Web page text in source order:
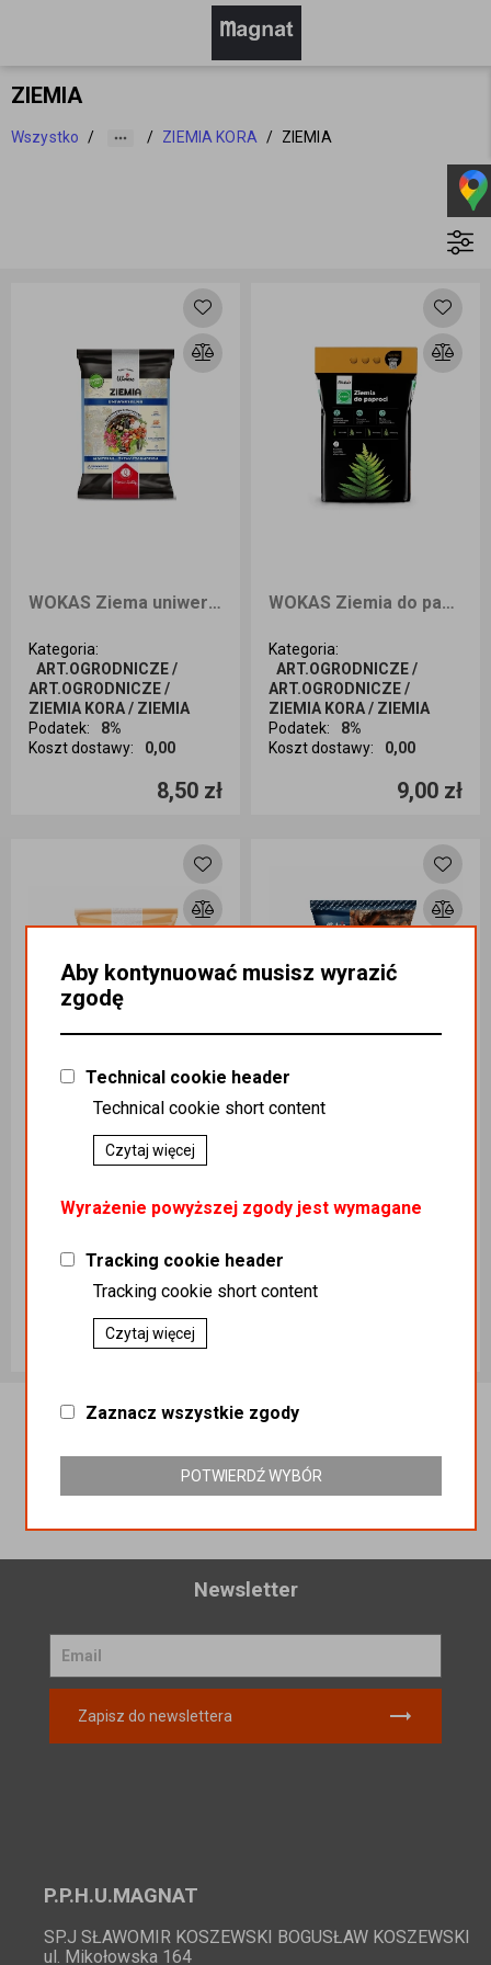
ZIEMIA
Wszystko / / ZIEMIA KORA / ZIEMIA
WOKAS Ziema uniwersalna MASTERRA - ŻYZNY CZARNOZIEM 5L
Kategoria:
ART.OGRODNICZE /
ART.OGRODNICZE /
ZIEMIA KORA / ZIEMIA
Podatek:
8%
Koszt dostawy: 0,00
8,50 zł
Ilość sztuk
WOKAS Ziemia do paproci SMART 5L
Kategoria:
ART.OGRODNICZE /
ART.OGRODNICZE /
ZIEMIA KORA / ZIEMIA
Podatek:
8%
Koszt dostawy: 0,00
9,00 zł
Ilość sztuk
Kategoria:
ZIEMIA KORA / ZIEMIA
8%
0,00
9,00 zł
Kategoria:
ZIEMIA KORA / ZIEMIA
Podatek
Newsletter
Zapisz do newslettera
P.P.H.U.MAGNAT
SP.J SŁAWOMIR KOSZEWSKI BOGUSŁAW KOSZEWSKI
ul. Mikołowska 164
Aby kontynuować musisz wyrazić
zgodę
Technical cookie header
Technical cookie short content
Czytaj więcej
Wyrażenie powyższej zgody jest wymagane
Tracking cookie header
Tracking cookie short content
Czytaj więcej
Zaznacz wszystkie zgody
POTWIERDŹ WYBÓR